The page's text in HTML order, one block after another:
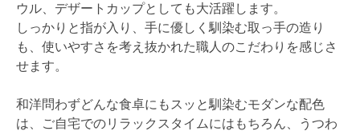
ウル、デザートカップとしても大活躍します。
しっかりと指が入り、手に優しく馴染む取っ手の造り
も、使いやすさを考え抜かれた職人のこだわりを感じさ
せます。
和洋問わずどんな食卓にもスッと馴染むモダンな配色
は、ご自宅でのリラックスタイムにはもちろん、うつわ